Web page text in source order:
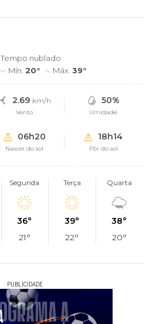
Tempo nublado
Mín.20° Máx.39°
2.69 km/h
Vento
50%
Umidade
06h20
Nascer do sol
18h14
Pôr do sol
Segunda
36°
21°
Terça
39°
22°
Quarta
38°
20°
PUBLICIDADE